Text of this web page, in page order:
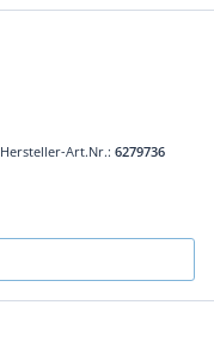
Hersteller-Art.Nr.: 6279736